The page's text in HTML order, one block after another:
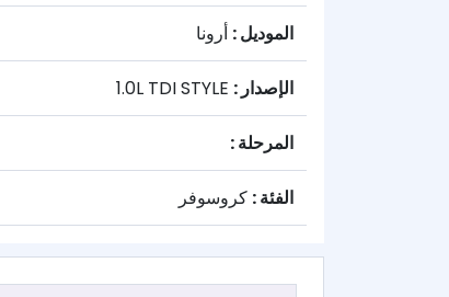
الموديل : أرونا
الإصدار :
المرحلة :
الفئة : كروسوفر